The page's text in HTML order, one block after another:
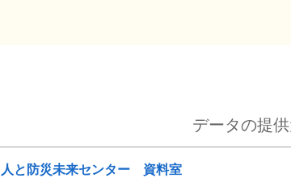
データの提
人と防災未来センター 資料室